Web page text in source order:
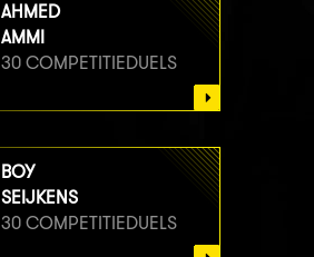
AHMED
AMMI
30 COMPETITIEDUELS
BOY
SEIJKENS
30 COMPETITIEDUELS